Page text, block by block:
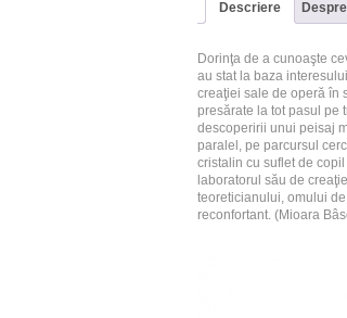
Descriere
Dorinţa de a cunoaşte
au stat la baza
creaţiei sale de operă în
presărate la tot pasul pe
descoperirii unui peisaj
paralel, pe parcursul
cristalin cu suflet de
laboratorul său de
teoreticianului, omului
reconfortant. (Mioara